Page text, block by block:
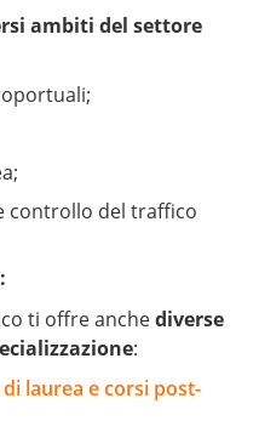
ambiti del settore
controllo del traffico
ti offre anchediverse
:
laurea e corsi post-